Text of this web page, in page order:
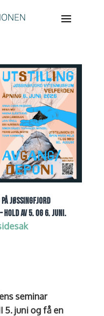
JØSSINGFJORD
HOLD AV 5. OG 6. JUNI.
seminar
5. juni og få en